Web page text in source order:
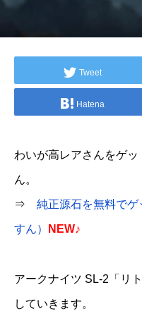
Tweet
Hatena
わいが高レアさんをゲ
ん。
⇒ 純正源石を無料でゲ
すん） NEW♪
アークナイツ SL-2「リ
していきます。